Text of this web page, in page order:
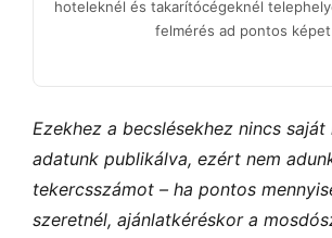
hoteleknél és takarítócégeknél
felmérés ad pontos képet
Ezekhez a becslésekhez nincs saját
adatunk publikálva, ezért nem
tekercsszámot – ha pontos
szeretnél, ajánlatkéréskor a